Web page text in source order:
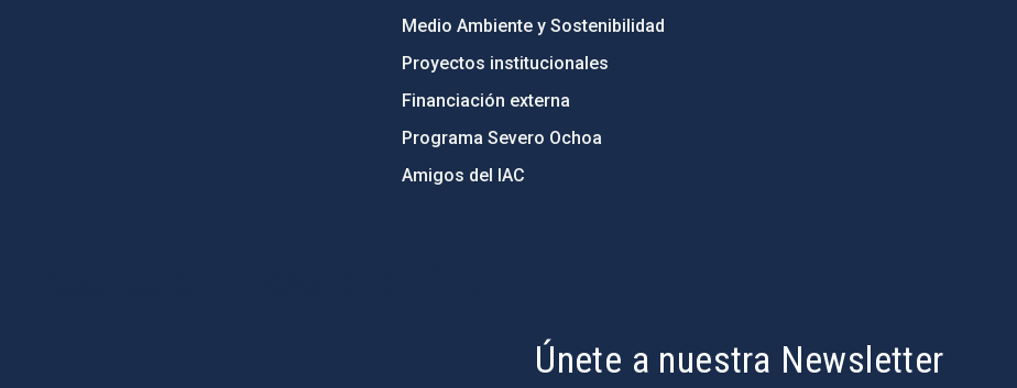
Medio Ambiente y Sostenibilidad
Proyectos institucionales
Financiación externa
Programa Severo Ochoa
Amigos del IAC
Únete a nuestra Newsletter